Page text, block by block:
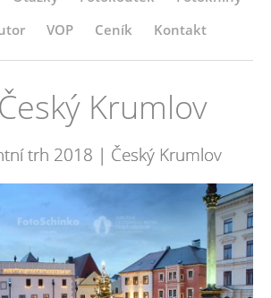
VOP Ceník Kontakt
Krumlov
trh 2018 | Český Krumlov